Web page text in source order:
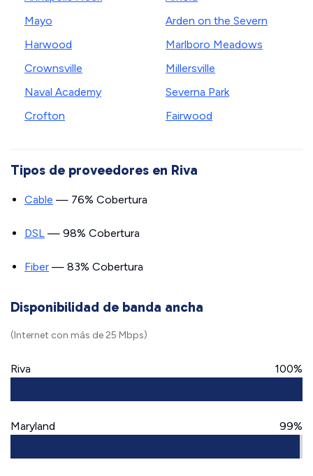
Mayo
Harwood
Crownsville
Naval Academy
Crofton
Arden on the Severn
Marlboro Meadows
Millersville
Severna Park
Fairwood
Tipos de proveedores en Riva
Cable — 76% Cobertura
DSL — 98% Cobertura
Fiber — 83% Cobertura
Disponibilidad de banda ancha
(Internet con más de 25 Mbps)
Riva 100%
Maryland 99%